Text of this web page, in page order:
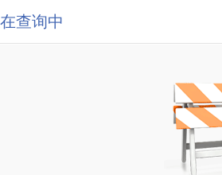
查询中